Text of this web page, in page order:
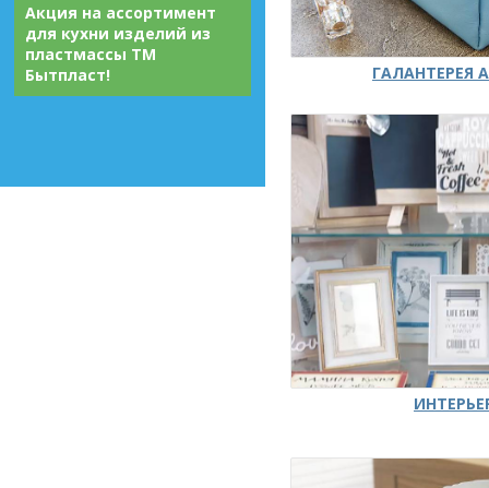
Акция на ассортимент
для кухни изделий из
пластмассы ТМ
Бытпласт!
ГАЛАНТЕРЕЯ